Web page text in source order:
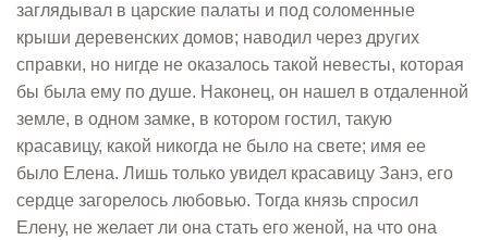
заглядывал в царские палаты и под соломенные
крыши деревенских домов; наводил через других
справки, но нигде не оказалось такой невесты, которая
бы была ему по душе. Наконец, он нашел в отдаленной
земле, в одном замке, в котором гостил, такую
красавицу, какой никогда не было на свете; имя ее
было Елена. Лишь только увидел красавицу Занэ, его
сердце загорелось любовью. Тогда князь спросил
Елену, не желает ли она стать его женой, на что она